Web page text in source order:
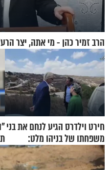
הרב זמיר כהן - מי אתה, יצר
חירט וילדרס הגיע לנחם את בני
משפחתו של בניהו מלט:
"מיליונים באירופה תומכים
בכם"